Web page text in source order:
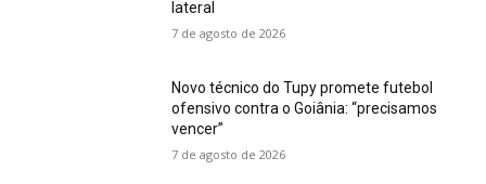
lateral
7 de agosto de 2026
Novo técnico do Tupy promete futebol
ofensivo contra o Goiânia: “precisamos
vencer”
7 de agosto de 2026